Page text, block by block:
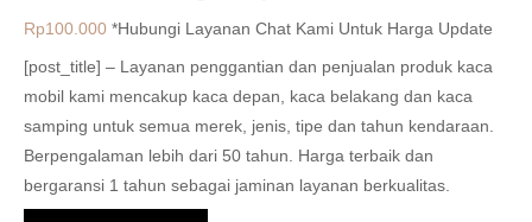
Rp100.000 *Hubungi Layanan Chat Kami Untuk Harga Update
[post_title] – Layanan penggantian dan penjualan produk kaca
mobil kami mencakup kaca depan, kaca belakang dan kaca
samping untuk semua merek, jenis, tipe dan tahun kendaraan.
Berpengalaman lebih dari 50 tahun. Harga terbaik dan
bergaransi 1 tahun sebagai jaminan layanan berkualitas.